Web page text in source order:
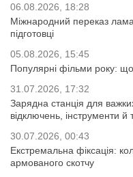
06.08.2026, 18:28
Міжнародний переказ
підготовці
05.08.2026, 15:45
Популярні фільми року: що
31.07.2026, 17:32
Зарядна станція для
відключень, інструменти й
30.07.2026, 00:43
Екстремальна фіксація:
армованого скотчу